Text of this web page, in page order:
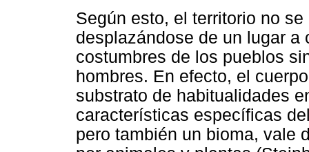
Según esto, el territorio no
desplazándose de un lugar a
costumbres de los pueblos
hombres. En efecto, el
substrato de habitualidades
características específicas
pero también un bioma, vale